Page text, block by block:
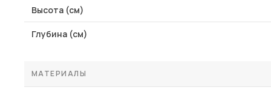
Высота (см)
Глубина (см)
МАТЕРИАЛЫ